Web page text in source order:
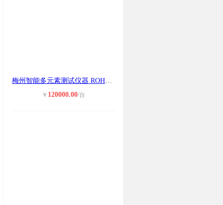
梅州智能多元素测试仪器 ROHS测试仪
￥ 120000.00/台